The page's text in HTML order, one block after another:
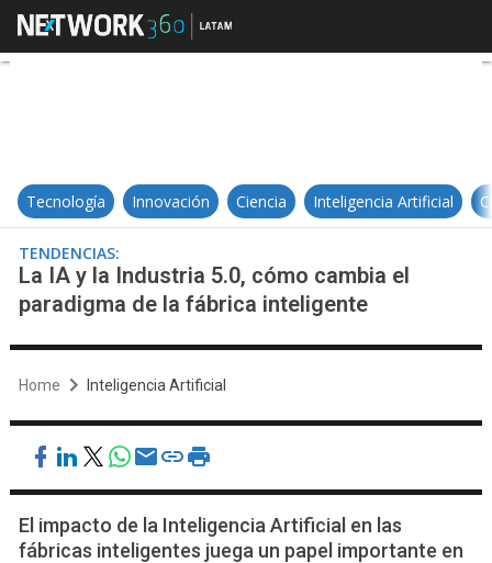
La IA y la Industria 5.0, cómo
Tecnología Innovación Ciencia Inteligencia Artificial
TENDENCIAS:
La IA y la Industria 5.0, cómo cambia el
paradigma de la fábrica inteligente
Home Inteligencia Artificial
El impacto de la Inteligencia Artificial en las
fábricas inteligentes juega un papel importante en